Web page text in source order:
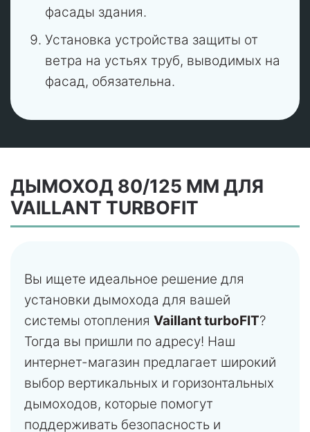
фасады здания.
Установка устройства защиты от
ветра на устьях труб, выводимых на
фасад, обязательна.
ДЫМОХОД 80/125 ММ ДЛЯ
VAILLANT TURBOFIT
Вы ищете идеальное решение для
установки дымохода для вашей
системы отопления Vaillant turboFIT?
Тогда вы пришли по адресу! Наш
интернет-магазин предлагает широкий
выбор вертикальных и горизонтальных
дымоходов, которые помогут
поддерживать безопасность и